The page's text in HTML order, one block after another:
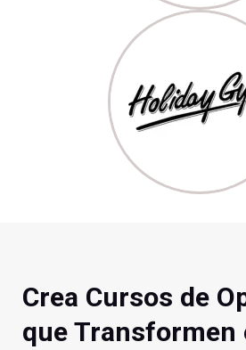
Crea Cursos de
que Transformen